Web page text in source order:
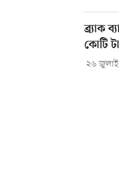
ব্র্যাক
কোটি
২৬